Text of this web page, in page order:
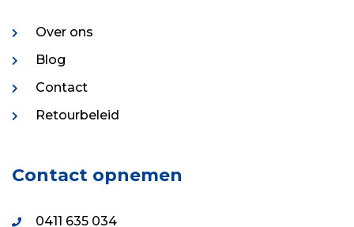
Over ons
Blog
Contact
Retourbeleid
Contact opnemen
0411 635 034